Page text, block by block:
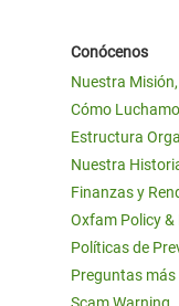
Gender,
Conócenos
Nuestra
Cómo
Estructura
Nuestra
Finanzas y
Oxfam Policy &
Políticas de
Preguntas